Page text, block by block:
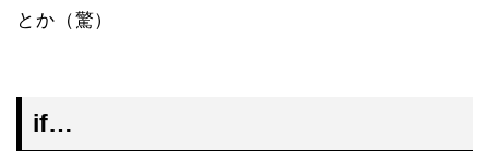
とか（驚）
if…